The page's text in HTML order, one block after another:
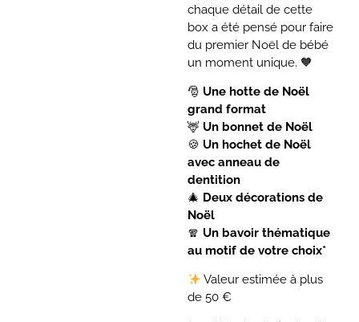
chaque détail de cette
box a été pensé pour faire
du premier Noël de bébé
un moment unique. 🧡
🎅 Une hotte de Noël
grand format
🦌 Un bonnet de Noël
🍪 Un hochet de Noël
avec anneau de
dentition
🎄 Deux décorations de
Noël
🧣 Un bavoir thématique
au motif de votre choix*
Valeur estimée à plus
de 50 €